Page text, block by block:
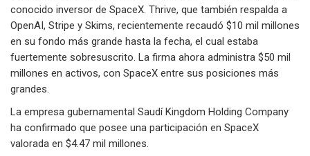
conocido inversor de SpaceX. Thrive, que también respalda a
OpenAI, Stripe y Skims, recientemente recaudó $10 mil millones
en su fondo más grande hasta la fecha, el cual estaba
fuertemente sobresuscrito. La firma ahora administra $50 mil
millones en activos, con SpaceX entre sus posiciones más
grandes.
La empresa gubernamental Saudí Kingdom Holding Company
ha confirmado que posee una participación en SpaceX
valorada en $4.47 mil millones.